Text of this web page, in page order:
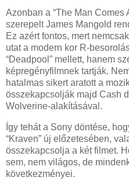
Azonban a “The Man Comes
szerepelt James Mangold
Ez azért fontos, mert
utat a modern kor R-
“Deadpool” mellett, hanem
képregényfilmnek tartják.
hatalmas sikert aratott a
összekapcsolják majd Cash
Wolverine-alakításával.
Így tehát a Sony döntése,
“Kraven” új előzetesében,
összekapcsolja a két filmet.
sem, nem világos, de
következményei.